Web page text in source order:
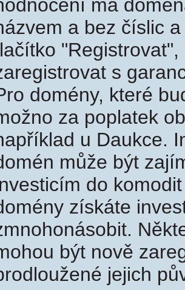
má
a bez číslic
s
domény, které
za poplatek
u Daukce.
může být
do
získáte
být nově
jejich